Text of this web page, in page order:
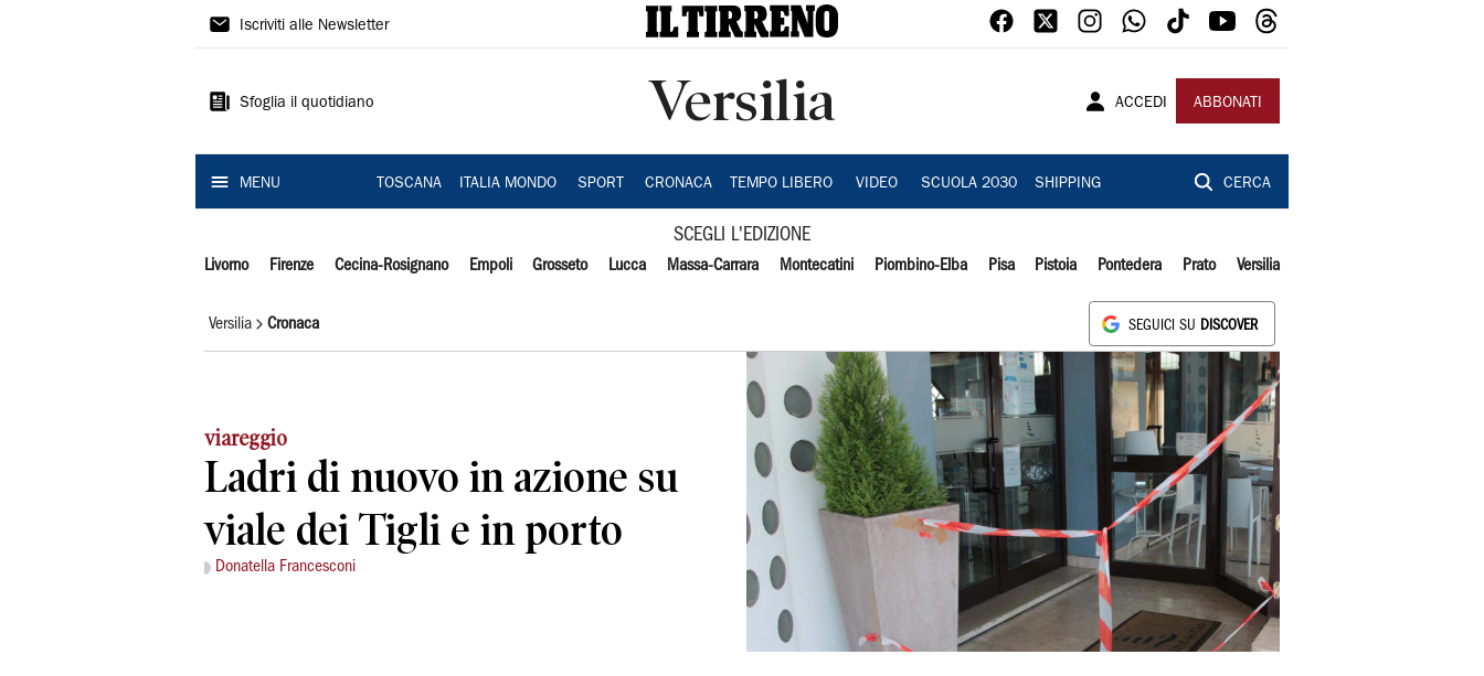
Il
Iscriviti alle Newsletter
Sfoglia il quotidiano Versilia ACCEDI ABBONATI
MENU TOSCANA ITALIA MONDO SPORT CRONACA TEMPO LIBERO VIDEO SCUOLA 2030 SHIPPING CERCA
SCEGLI L'EDIZIONE
Livorno Firenze Cecina-Rosignano Empoli Grosseto Lucca Massa-Carrara Montecatini Piombino-Elba Pisa Pistoia Pontedera Prato Versilia
Versilia Cronaca SEGUICI SU DISCOVER
viareggio
Ladri di nuovo in azione su
viale dei Tigli e in porto
Donatella Francesconi